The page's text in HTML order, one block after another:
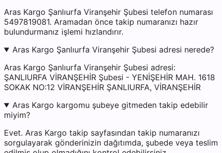
Aras Kargo Şanlıurfa Viranşehir Şubesi telefon numarası
5497819081. Aramadan önce takip numaranızı hazır
bulundurmanız işlemi hızlandırır.
Aras Kargo Şanlıurfa Viranşehir Şubesi adresi nerede?
Aras Kargo Şanlıurfa Viranşehir Şubesi adresi:
ŞANLIURFA VİRANŞEHİR Şubesi - YENİŞEHİR MAH. 1618
SOKAK NO:12 VİRANŞEHİR ŞANLIURFA, VİRANŞEHİR
Aras Kargo kargomu şubeye gitmeden takip edebilir
miyim?
Evet. Aras Kargo takip sayfasından takip numaranızı
sorgulayarak gönderinizin dağıtımda, şubede veya teslim